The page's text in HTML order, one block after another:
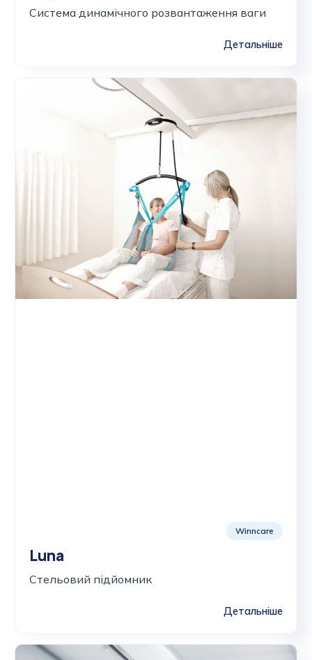
Система динамічного розвантаження ваги
Детальніше
Winncare
Luna
Стельовий підйомник
Детальніше